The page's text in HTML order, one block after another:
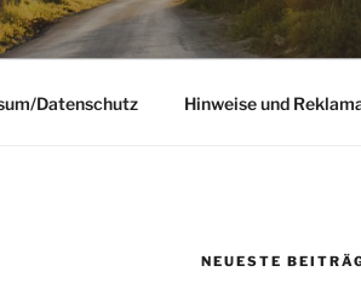
Datenschutz Hinweise und
NEUESTE